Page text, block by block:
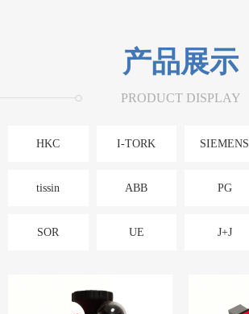
产品展示
PRODUCT DISPLAY
HKC I-TORK SIEMENS
tissin ABB PG
SOR UE J+J